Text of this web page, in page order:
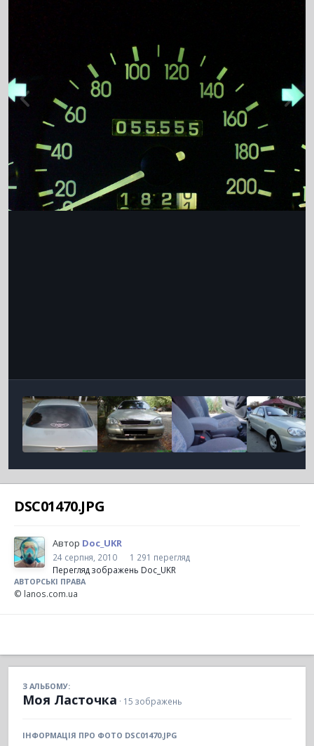
DSC01470.JPG
Автор Doc_UKR
24 серпня, 2010
1 291 перегляд
Перегляд зображень Doc_UKR
АВТОРСЬКІ ПРАВА
© lanos.com.ua
З АЛЬБОМУ:
Моя Ласточка · 15 зображень
ІНФОРМАЦІЯ ПРО ФОТО DSC01470.JPG